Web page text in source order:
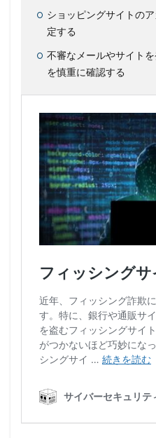
ショッピングサイトの
定する
不審なメールやサイト
を慎重に確認する